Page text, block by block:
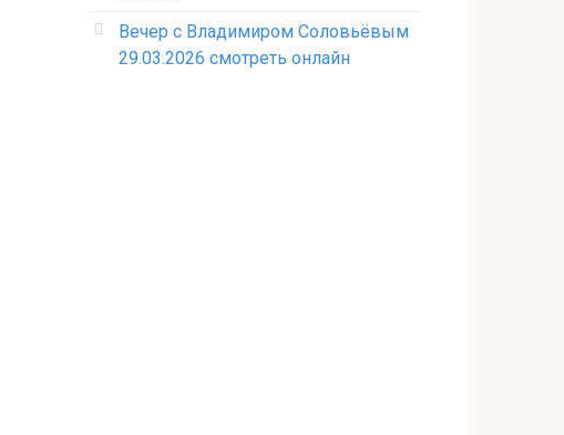
Вечер с Владимиром Соловьёвым
29.03.2026 смотреть онлайн